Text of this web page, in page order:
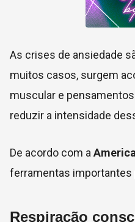
As crises de ansiedade
muitos casos, surgem
muscular e
reduzir a intensidade
De acordo com a
ferramentas importantes
Respiração